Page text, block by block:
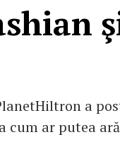
a
cum ar putea